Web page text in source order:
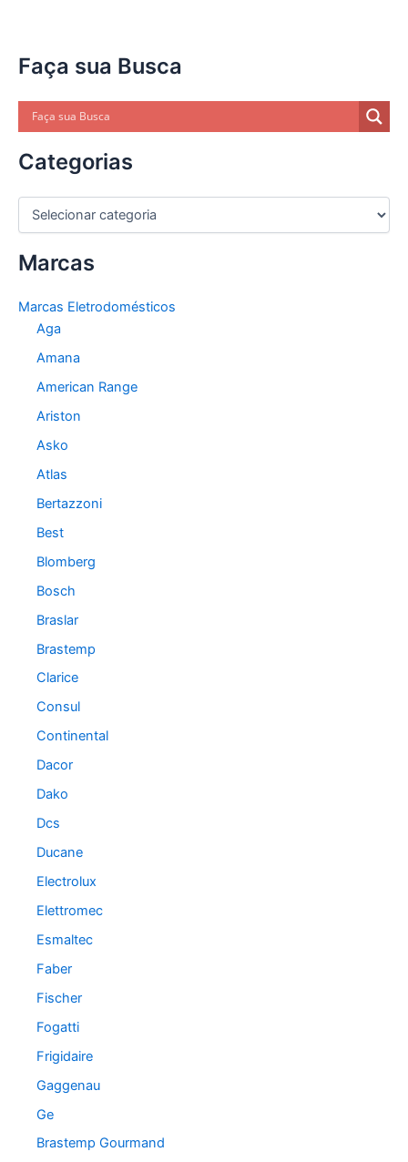
Faça sua Busca
Categorias
C
e
r
Marcas
Marcas Eletrodomésticos
Aga
Amana
American Range
Ariston
Asko
Atlas
Bertazzoni
Best
Blomberg
Bosch
Braslar
Brastemp
Clarice
Consul
Continental
Dacor
Dako
Dcs
Ducane
Electrolux
Elettromec
Esmaltec
Faber
Fischer
Fogatti
Frigidaire
Gaggenau
Ge
Brastemp Gourmand